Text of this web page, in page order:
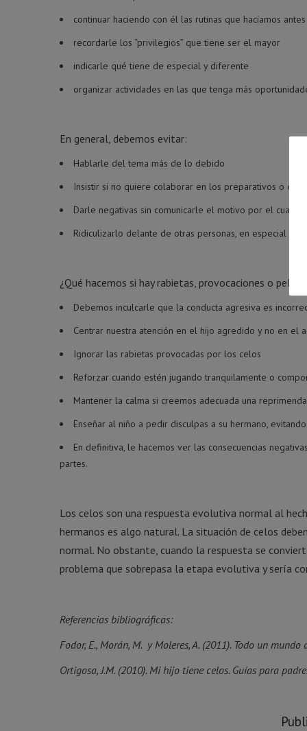
continuar haciendo con él las rutinas que hacíamos antes
recordarle los “privilegios” que tiene ser el mayor
indicarle qué tiene de especial y diferente
organizar actividades en las que tenga más
En general, debemos evitar:
Hablarle del tema más de lo debido
Insistir si no quiere colaborar en los preparativos o el
Darle negativas sin comunicarle el motivo por el cual se
Ridiculizarlo delante de otras personas, en especial
¿Qué hacemos si hay rabietas, provocaciones o
Debemos inculcarle que la conducta agresiva es
Centrar nuestra atención en el hijo agredido y no en el
Ignorar las rabietas provocadas por los celos
Reforzar cuando estén jugando tranquilamente o
Mantener la calma si creemos adecuada una reprimenda
Enseñar al niño a pedir disculpas a su hermano,
En definitiva, le hacemos ver las consecuencias
partes.
Los celos son una respuesta evolutiva normal al
hermanos es algo natural. La situación de celos
normal. No obstante, cuando la respuesta se
problema que sobrepasa la etapa evolutiva y sería
Referencias bibliográficas:
Fodor, E., Morán, M. y Moleres, A. (2011). Todo un
Ortigosa, J.M. (2010). Mi hijo tiene celos. Guías para